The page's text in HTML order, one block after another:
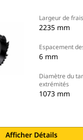
Largeur de
2235 mm
Espacement
6 mm
Diamètre du
extrémités
1073 mm
Afficher Détails